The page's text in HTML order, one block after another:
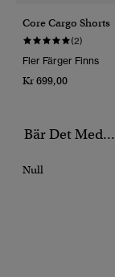
Core Cargo Shorts
(2)
Fler Färger Finns
Kr 699,00
Bär Det Med...
Null